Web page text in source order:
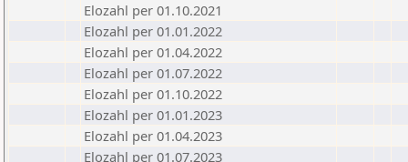
Elozahl per 01.10.2021
Elozahl per 01.01.2022
Elozahl per 01.04.2022
Elozahl per 01.07.2022
Elozahl per 01.10.2022
Elozahl per 01.01.2023
Elozahl per 01.04.2023
Elozahl per 01.07.2023